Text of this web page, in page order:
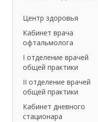
Центр здоровья
Кабинет врача
офтальмолога
I отделение врачей
общей практики
II отделение врачей
общей практики
Кабинет дневного
стационара